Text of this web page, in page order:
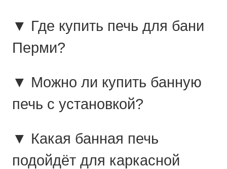
▼ Где купить печь для бани
Перми?
▼ Можно ли купить банную
печь с установкой?
▼ Какая банная печь
подойдёт для каркасной